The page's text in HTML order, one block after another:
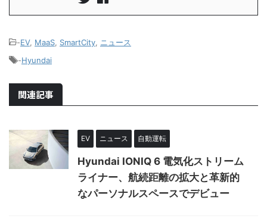
-EV, MaaS SmartCity
ニュース
-Hyundai
関連記事
EV ニュース 自動運転
Hyundai IONIQ 6 電気化ストリーム
ライナー、航続距離の拡大と革新的
なパーソナルスペースでデビュー